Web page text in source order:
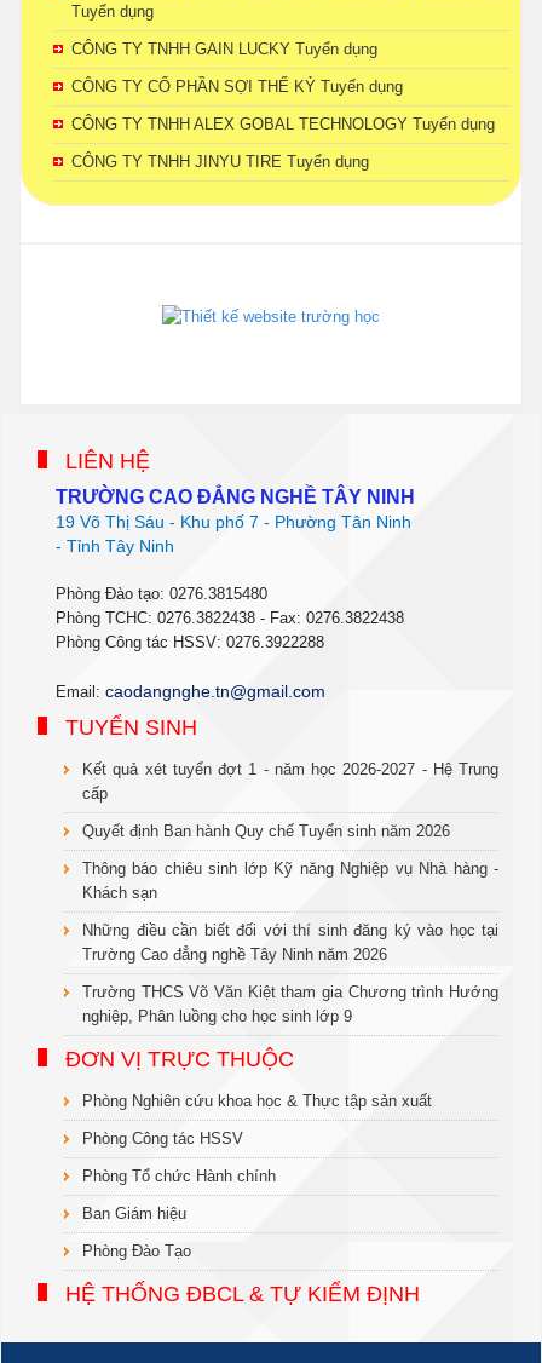
Tuyển dụng
CÔNG TY TNHH GAIN LUCKY Tuyển dụng
CÔNG TY CỔ PHẦN SỢI THẾ KỶ Tuyển dụng
CÔNG TY TNHH ALEX GOBAL TECHNOLOGY Tuyển dụng
CÔNG TY TNHH JINYU TIRE Tuyển dụng
LIÊN HỆ
TRƯỜNG CAO ĐẲNG NGHỀ TÂY NINH
19 Võ Thị Sáu - Khu phố 7 - Phường Tân Ninh
- Tỉnh Tây Ninh
Phòng Đào tạo: 0276.3815480
Phòng TCHC: 0276.3822438 - Fax: 0276.3822438
Phòng Công tác HSSV: 0276.3922288
Email: caodangnghe.tn@gmail.com
TUYỂN SINH
Kết quả xét tuyển đợt 1 - năm học 2026-2027 - Hệ Trung
cấp
Quyết định Ban hành Quy chế Tuyển sinh năm 2026
Thông báo chiêu sinh lớp Kỹ năng Nghiệp vụ Nhà hàng -
Khách sạn
Những điều cần biết đối với thí sinh đăng ký vào học tại
Trường Cao đẳng nghề Tây Ninh năm 2026
Trường THCS Võ Văn Kiệt tham gia Chương trình Hướng
nghiệp, Phân luồng cho học sinh lớp 9
ĐƠN VỊ TRỰC THUỘC
Phòng Nghiên cứu khoa học & Thực tập sản xuất
Phòng Công tác HSSV
Phòng Tổ chức Hành chính
Ban Giám hiệu
Phòng Đào Tạo
HỆ THỐNG ĐBCL & TỰ KIỂM ĐỊNH